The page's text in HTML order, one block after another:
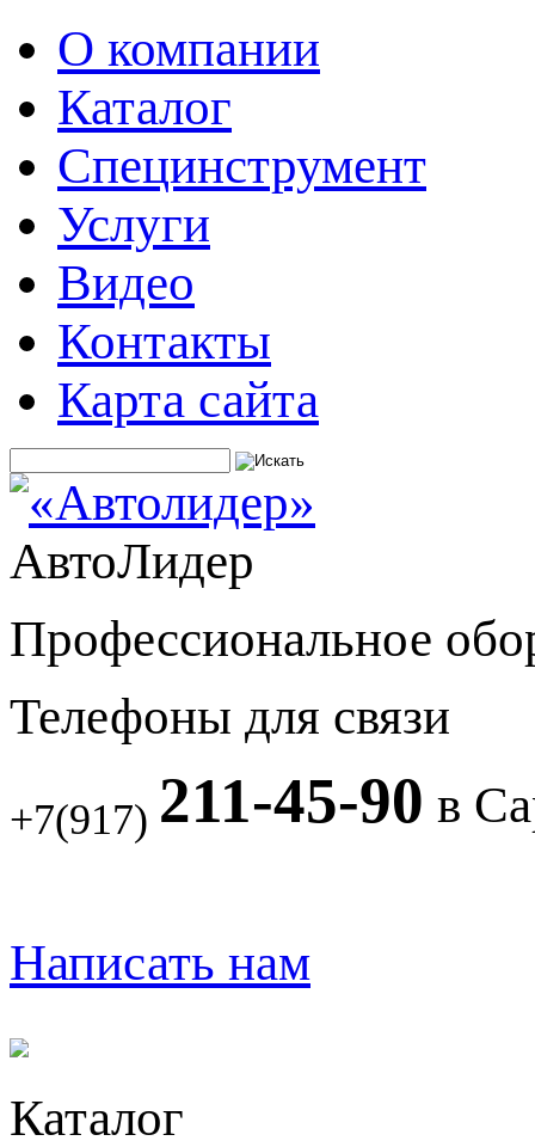
О компании
Каталог
Специнструмент
Услуги
Видео
Контакты
Карта сайта
АвтоЛидер
Профессиональное
Телефоны для связи
+7(917) 211-45-90 в
Написать нам
Каталог